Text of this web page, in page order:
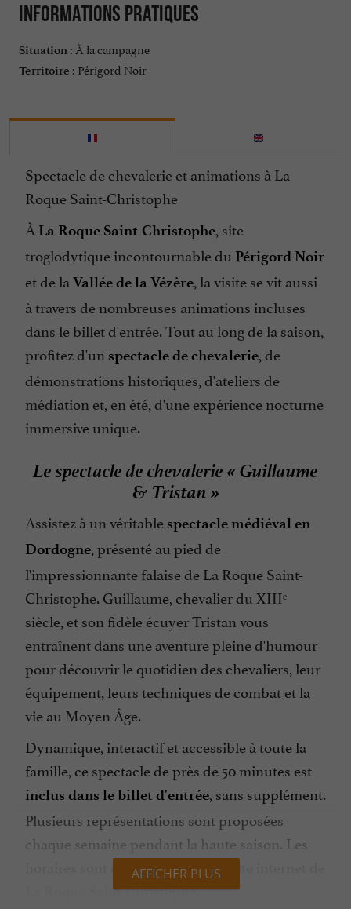
Informations pratiques
Situation : À la campagne
Territoire : Périgord Noir
Spectacle de chevalerie et animations à La
Roque Saint-Christophe
À La Roque Saint-Christophe, site
troglodytique incontournable du Périgord Noir
et de la Vallée de la Vézère, la visite se vit aussi
à travers de nombreuses animations incluses
dans le billet d'entrée. Tout au long de la saison,
profitez d'un spectacle de chevalerie, de
démonstrations historiques, d'ateliers de
médiation et, en été, d'une expérience nocturne
immersive unique.
Le spectacle de chevalerie « Guillaume
& Tristan »
Assistez à un véritable spectacle médiéval en
Dordogne, présenté au pied de
l'impressionnante falaise de La Roque Saint-
Christophe. Guillaume, chevalier du XIIIᵉ
siècle, et son fidèle écuyer Tristan vous
entraînent dans une aventure pleine d'humour
pour découvrir le quotidien des chevaliers, leur
équipement, leurs techniques de combat et la
vie au Moyen Âge.
Dynamique, interactif et accessible à toute la
famille, ce spectacle de près de 50 minutes est
inclus dans le billet d'entrée, sans supplément.
Plusieurs représentations sont proposées
chaque semaine pendant la haute saison. Les
horaires sont consultables sur le site internet de
La Roque Saint-Christophe.
AFFICHER PLUS